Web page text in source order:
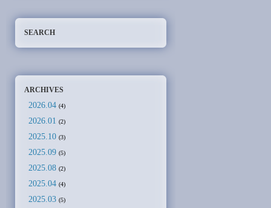
SEARCH
ARCHIVES
2026.04 (4)
2026.01 (2)
2025.10 (3)
2025.09 (5)
2025.08 (2)
2025.04 (4)
2025.03 (5)